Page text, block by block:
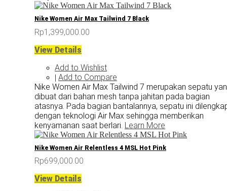
Nike Women Air Max Tailwind 7 Black
Rp1,399,000.00
View Details
Add to Wishlist
| Add to Compare
Nike Women Air Max Tailwind 7 merupakan sepatu
dibuat dari bahan mesh tanpa jahitan pada bagian
atasnya. Pada bagian bantalannya, sepatu ini
dengan teknologi Air Max sehingga memberikan
kenyamanan saat berlari. Learn More
Nike Women Air Relentless 4 MSL Hot Pink
Rp699,000.00
View Details